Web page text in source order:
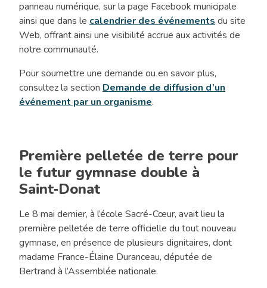
panneau numérique, sur la page Facebook municipale
ainsi que dans le calendrier des événements du site
Web, offrant ainsi une visibilité accrue aux activités de
notre communauté.
Pour soumettre une demande ou en savoir plus,
consultez la section Demande de diffusion d’un
événement par un organisme.
Première pelletée de terre pour
le futur gymnase double à
Saint‑Donat
Le 8 mai dernier, à l’école Sacré-Cœur, avait lieu la
première pelletée de terre officielle du tout nouveau
gymnase, en présence de plusieurs dignitaires, dont
madame France-Élaine Duranceau, députée de
Bertrand à l’Assemblée nationale.